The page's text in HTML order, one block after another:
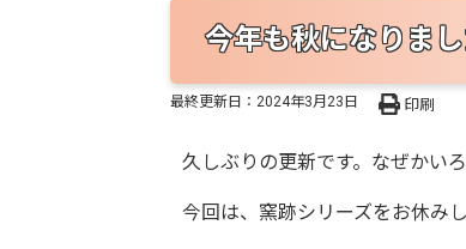
今年も秋になりま
最終更新日： 2024年3月23日 印刷
久しぶりの更新です。なぜかい
今回は、窯跡シリーズをお休み